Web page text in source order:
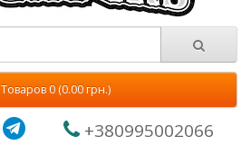
Товаров 0 (0.00 грн.)
+380995002066